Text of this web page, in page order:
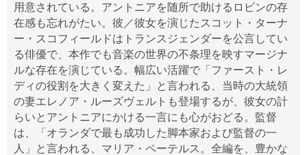
用意されている。アントニアを随所で助けるロビンの存
在感も忘れがたい。彼／彼女を演じたスコット・ターナ
ー・スコフィールドはトランスジェンダーを公言してい
る俳優で、本作でも音楽の世界の不条理を映すマージナ
ルな存在を演じている。幅広い活躍で「ファースト・レ
ディの役割を大きく変えた」と言われる、当時の大統領
の妻エレノア・ルーズヴェルトも登場するが、彼女の計
らいとアントニアにかける一言にも心がおどる。監督
は、「オランダで最も成功した脚本家および監督の一
人」と言われる、マリア・ペーテルス。全編を、豊かな